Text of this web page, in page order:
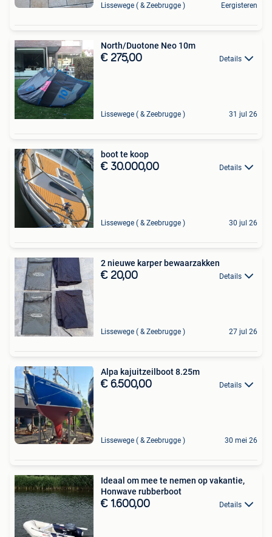
Lissewege ( & Zeebrugge ) Eergisteren
North/Duotone Neo 10m
€ 275,00 Details
Lissewege ( & Zeebrugge ) 31 jul 26
boot te koop
€ 30.000,00 Details
Lissewege ( & Zeebrugge ) 30 jul 26
2 nieuwe karper bewaarzakken
€ 20,00 Details
Lissewege ( & Zeebrugge ) 27 jul 26
Alpa kajuitzeilboot 8.25m
€ 6.500,00 Details
Lissewege ( & Zeebrugge ) 30 mei 26
Ideaal om mee te nemen op vakantie,
Honwave rubberboot
€ 1.600,00 Details